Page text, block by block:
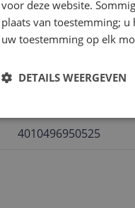
kenmerken
4010496950525
voor deze website.
plaats van toestemming;
uw toestemming op elk
DETAILS WEERGEVEN